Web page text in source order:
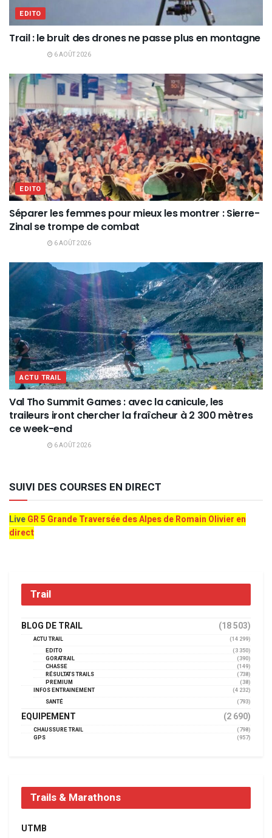
EDITO
Trail : le bruit des drones ne passe plus en montagne
6 AOÛT 2026
EDITO
Séparer les femmes pour mieux les montrer : Sierre-
Zinal se trompe de combat
6 AOÛT 2026
ACTU TRAIL
Val Tho Summit Games : avec la canicule, les
traileurs iront chercher la fraîcheur à 2 300 mètres
ce week-end
6 AOÛT 2026
SUIVI DES COURSES EN DIRECT
LiveGR 5 Grande Traversée des Alpes de Romain Olivier en
direct
Trail
BLOG DE TRAIL (18 503)
ACTU TRAIL
(14 299)
EDITO
(3 350)
GORATRAIL
(390)
CHASSE
(149)
RÉSULTATS TRAILS
(738)
PREMIUM
(38)
INFOS ENTRAINEMENT
(4 232)
SANTÉ
(793)
EQUIPEMENT (2 690)
CHAUSSURE TRAIL
(798)
GPS
(957)
Trails & Marathons
UTMB